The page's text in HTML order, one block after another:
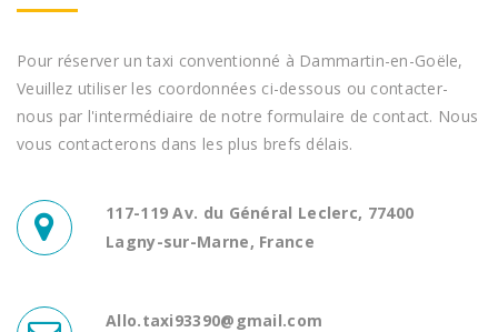
Pour réserver un taxi conventionné à Dammartin-en-Goële,
Veuillez utiliser les coordonnées ci-dessous ou contacter-
nous par l'intermédiaire de notre formulaire de contact. Nous
vous contacterons dans les plus brefs délais.
117-119 Av. du Général Leclerc, 77400
Lagny-sur-Marne, France
Allo.taxi93390@gmail.com